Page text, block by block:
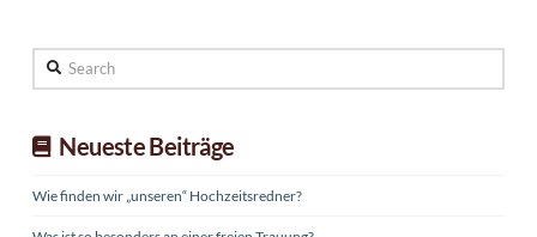
Search
Neueste Beiträge
Wie finden wir „unseren“ Hochzeitsredner?